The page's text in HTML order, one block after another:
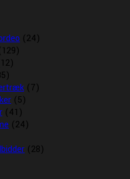
(24)
(7)
(5)
(41)
(24)
(28)